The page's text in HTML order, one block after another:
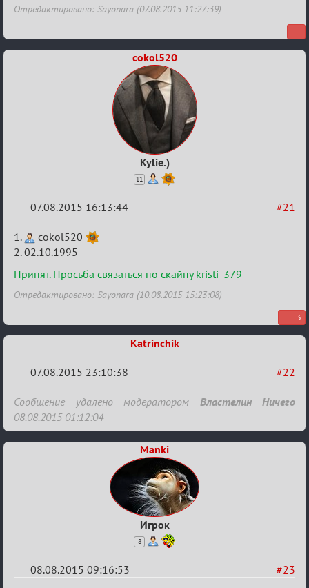
Отредактировано: Sayonara (07.08.2015 11:27:39)
cokol520
Kylie.)
11
#21
07.08.2015 16:13:44
Re:
Строительная
карусель!
1.
cokol520
2. 02.10.1995
Принят. Просьба связаться по скайпу kristi_379
Отредактировано: Sayonara (10.08.2015 15:23:08)
3
Katrinchik
#22
07.08.2015 23:10:38
Re:
Строительная
карусель!
Сообщение удалено модератором Властелин Ничего
08.08.2015 01:12:04
Manki
Игрок
8
#23
08.08.2015 09:16:53